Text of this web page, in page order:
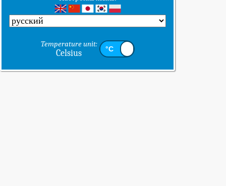
Temperature unit:
Celsius